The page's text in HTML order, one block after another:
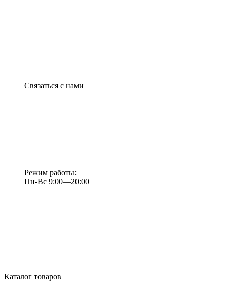
Связаться с нами
Режим работы:
Пн-Вс 9:00—20:00
Каталог товаров